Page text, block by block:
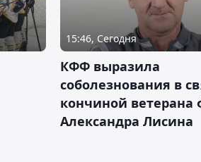
15:46, Сегодня
КФФ выразила
соболезнования в
кончиной ветерана
Александра Лисина